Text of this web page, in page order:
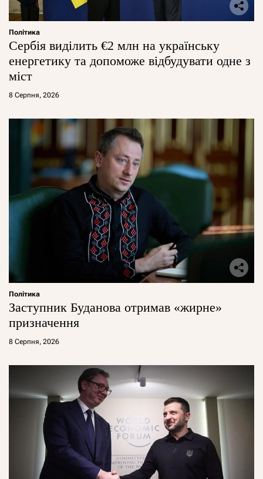
Політика
Сербія виділить €2 млн на українську
енергетику та допоможе відбудувати одне з
міст
8 Серпня, 2026
Політика
Заступник Буданова отримав «жирне»
призначення
8 Серпня, 2026